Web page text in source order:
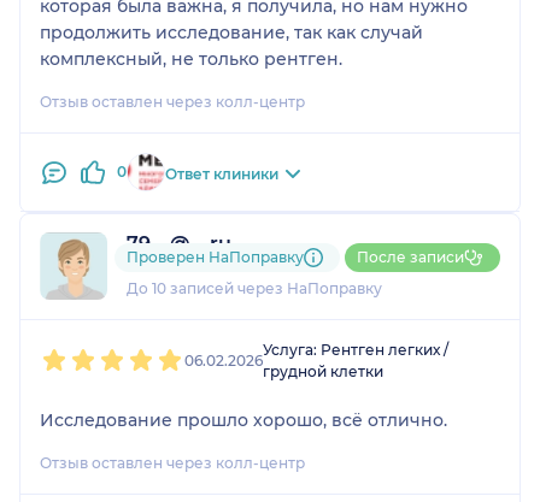
которая была важна, я получила, но нам нужно
продолжить исследование, так как случай
комплексный, не только рентген.
Отзыв оставлен через колл-центр
0 Ответ клиники
79....@....ru
1 отзыв
До 10 записей через НаПоправку
Проверен НаПоправку После записи
06.02.2026
Услуга: Рентген легких /
грудной клетки
Исследование прошло хорошо, всё отлично.
Отзыв оставлен через колл-центр